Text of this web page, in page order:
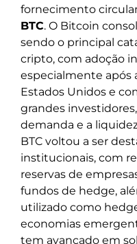
fornecimento
BTC. O Bitcoin
sendo o principal
cripto, com adoção
especialmente após
Estados Unidos e
grandes
demanda e a
BTC voltou a ser
institucionais, com
reservas de
fundos de hedge,
utilizado como
economias
tem avançado em